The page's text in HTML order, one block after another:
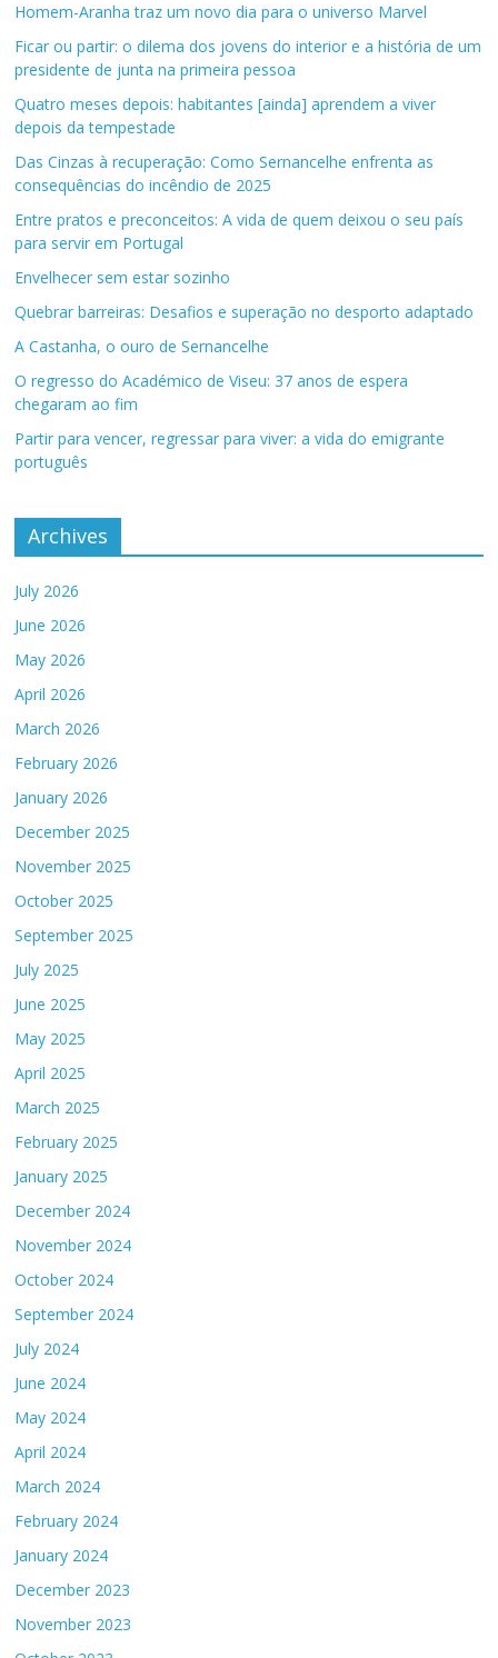
Homem-Aranha traz um novo dia para o universo Marvel
Ficar ou partir: o dilema dos jovens do interior e a história de um
presidente de junta na primeira pessoa
Quatro meses depois: habitantes [ainda] aprendem a viver
depois da tempestade
Das Cinzas à recuperação: Como Sernancelhe enfrenta as
consequências do incêndio de 2025
Entre pratos e preconceitos: A vida de quem deixou o seu país
para servir em Portugal
Envelhecer sem estar sozinho
Quebrar barreiras: Desafios e superação no desporto adaptado
A Castanha, o ouro de Sernancelhe
O regresso do Académico de Viseu: 37 anos de espera
chegaram ao fim
Partir para vencer, regressar para viver: a vida do emigrante
português
Archives
July 2026
June 2026
May 2026
April 2026
March 2026
February 2026
January 2026
December 2025
November 2025
October 2025
September 2025
July 2025
June 2025
May 2025
April 2025
March 2025
February 2025
January 2025
December 2024
November 2024
October 2024
September 2024
July 2024
June 2024
May 2024
April 2024
March 2024
February 2024
January 2024
December 2023
November 2023